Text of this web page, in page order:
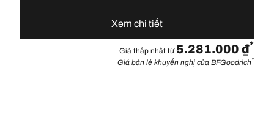
Xem chi tiết
Giá thấp nhất từ 5.281.000 ₫*
Giá bán lẻ khuyến nghị của BFGoodrich*